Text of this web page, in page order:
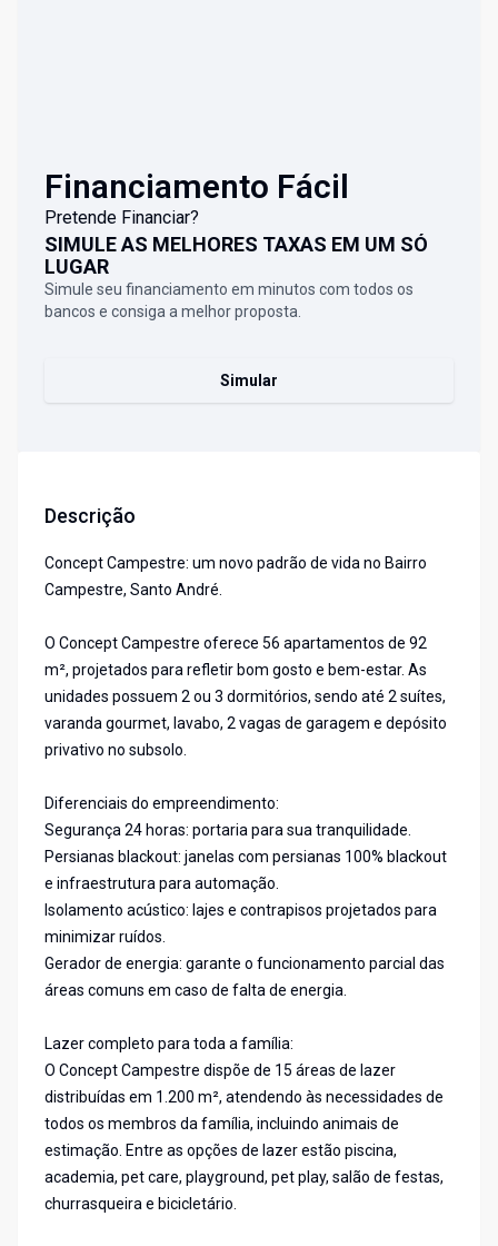
Financiamento Fácil
Pretende Financiar?
SIMULE AS MELHORES TAXAS EM UM SÓ
LUGAR
Simule seu financiamento em minutos com todos os
bancos e consiga a melhor proposta.
Simular
Descrição
Concept Campestre: um novo padrão de vida no Bairro
Campestre, Santo André.
O Concept Campestre oferece 56 apartamentos de 92
m², projetados para refletir bom gosto e bem-estar. As
unidades possuem 2 ou 3 dormitórios, sendo até 2 suítes,
varanda gourmet, lavabo, 2 vagas de garagem e depósito
privativo no subsolo.
Diferenciais do empreendimento:
Segurança 24 horas: portaria para sua tranquilidade.
Persianas blackout: janelas com persianas 100% blackout
e infraestrutura para automação.
Isolamento acústico: lajes e contrapisos projetados para
minimizar ruídos.
Gerador de energia: garante o funcionamento parcial das
áreas comuns em caso de falta de energia.
Lazer completo para toda a família:
O Concept Campestre dispõe de 15 áreas de lazer
distribuídas em 1.200 m², atendendo às necessidades de
todos os membros da família, incluindo animais de
estimação. Entre as opções de lazer estão piscina,
academia, pet care, playground, pet play, salão de festas,
churrasqueira e bicicletário.